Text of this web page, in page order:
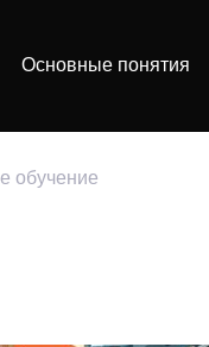
Основные понятия
обучение